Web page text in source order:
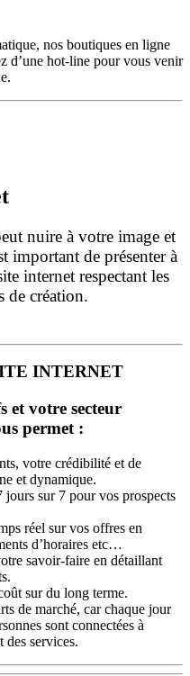
nos boutiques en ligne
d’une hot-line pour vous venir
nuire à votre image et
important de présenter à
internet respectant les
de création.
INTERNET
et votre secteur
permet :
votre crédibilité et de
et dynamique.
jours sur 7 pour vos prospects
réel sur vos offres en
d’horaires etc…
savoir-faire en détaillant
sur du long terme.
de marché, car chaque jour
sont connectées à
des services.